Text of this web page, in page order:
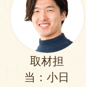
取材担
当：小日